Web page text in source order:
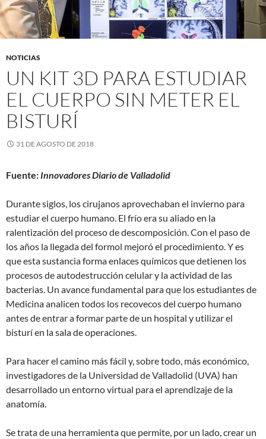
NOTICIAS
UN KIT 3D PARA ESTUDIAR
EL CUERPO SIN METER EL
BISTURÍ
31 DE AGOSTO DE 2018
Fuente: Innovadores Diario de Valladolid
Durante siglos, los cirujanos aprovechaban el invierno para
estudiar el cuerpo humano. El frío era su aliado en la
ralentización del proceso de descomposición. Con el paso de
los años la llegada del formol mejoró el procedimiento. Y es
que esta sustancia forma enlaces químicos que detienen los
procesos de autodestrucción celular y la actividad de las
bacterias. Un avance fundamental para que los estudiantes de
Medicina analicen todos los recovecos del cuerpo humano
antes de entrar a formar parte de un hospital y utilizar el
bisturí en la sala de operaciones.
Para hacer el camino más fácil y, sobre todo, más económico,
investigadores de la Universidad de Valladolid (UVA) han
desarrollado un entorno virtual para el aprendizaje de la
anatomía.
Se trata de una herramienta que permite, por un lado, crear un